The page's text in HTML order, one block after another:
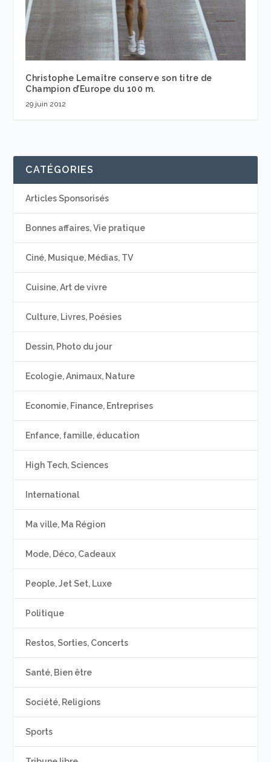
Christophe Lemaître conserve son titre de
Champion d’Europe du 100 m.
29 juin 2012
CATÉGORIES
Articles Sponsorisés
Bonnes affaires, Vie pratique
Ciné, Musique, Médias, TV
Cuisine, Art de vivre
Culture, Livres, Poésies
Dessin, Photo du jour
Ecologie, Animaux, Nature
Economie, Finance, Entreprises
Enfance, famille, éducation
High Tech, Sciences
International
Ma ville, Ma Région
Mode, Déco, Cadeaux
People, Jet Set, Luxe
Politique
Restos, Sorties, Concerts
Santé, Bien être
Société, Religions
Sports